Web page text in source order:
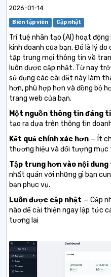
2026-01-14
Biên tập viên Cập nhật
Trí tuệ nhân tạo (AI) hoạt
kinh doanh của bạn. Đó là lý
tập trung mọi thông tin về
luôn được cập nhật. Từ nay
sử dụng các cài đặt này làm
hơn, phù hợp hơn và đồng bộ
trang web của bạn.
Một nguồn thông tin đáng
tạo ra dựa trên thông tin
Kết quả chính xác hơn — Ít
thương hiệu và đối tượng mục
Tập trung hơn vào nội
nhất quán với những gì bạn
bạn phục vụ.
Luôn được cập nhật — Cập
nào để cải thiện ngay lập tức
tương lai